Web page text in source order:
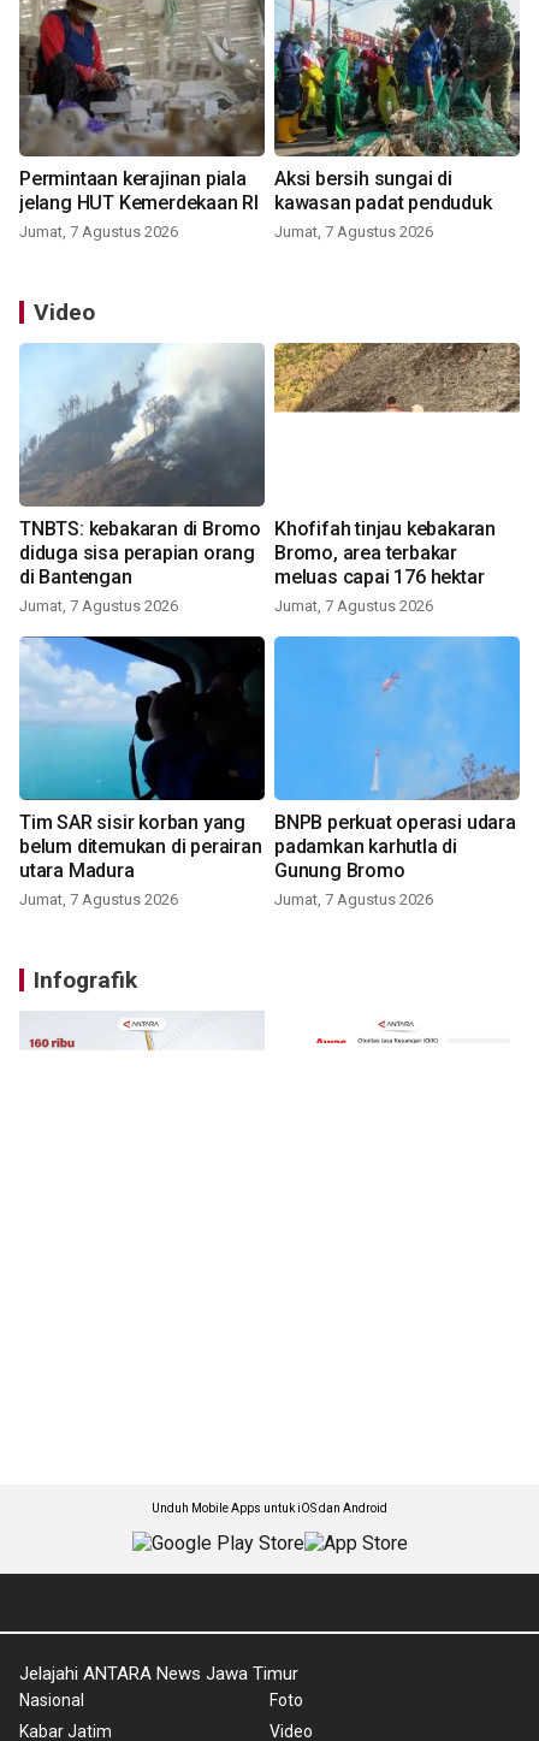
Permintaan kerajinan piala
jelang HUT Kemerdekaan RI
Jumat, 7 Agustus 2026
Aksi bersih sungai di
kawasan padat penduduk
Jumat, 7 Agustus 2026
Video
TNBTS: kebakaran di Bromo
diduga sisa perapian orang
di Bantengan
Jumat, 7 Agustus 2026
Khofifah tinjau kebakaran
Bromo, area terbakar
meluas capai 176 hektar
Jumat, 7 Agustus 2026
Tim SAR sisir korban yang
belum ditemukan di perairan
utara Madura
Jumat, 7 Agustus 2026
BNPB perkuat operasi udara
padamkan karhutla di
Gunung Bromo
Jumat, 7 Agustus 2026
Infografik
Unduh Mobile Apps untuk iOS dan Android
Jelajahi ANTARA News Jawa Timur
Nasional
Kabar Jatim
Foto
Video